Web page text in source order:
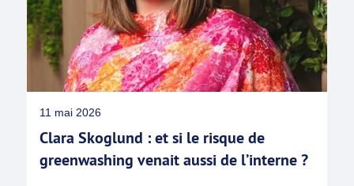
11 mai 2026
Clara Skoglund : et si le risque de
greenwashing venait aussi de l’interne ?